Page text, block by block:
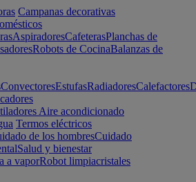
Campanas decorativas
AspiradoresCafeterasPlanchas de
Robots de CocinaBalanzas de
ConvectoresEstufasRadiadoresCalefactores
Aire acondicionado
Termos eléctricos
de los hombresCuidado
Salud y bienestar
a vaporRobot limpiacristales